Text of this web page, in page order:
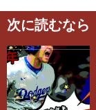
次に読むなら